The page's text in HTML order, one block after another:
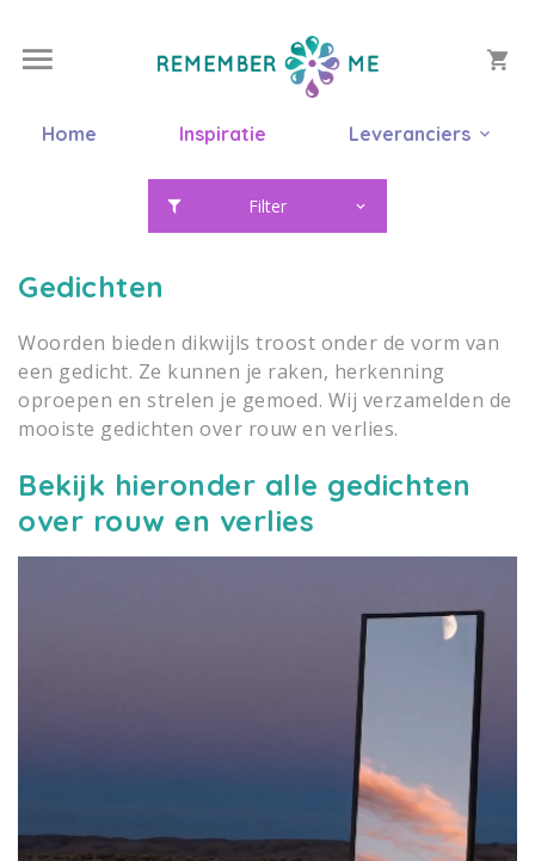
Home Inspiratie Leveranciers
Filter
Gedichten
Woorden bieden dikwijls troost onder de vorm van
een gedicht. Ze kunnen je raken, herkenning
oproepen en strelen je gemoed. Wij verzamelden de
mooiste gedichten over rouw en verlies.
Bekijk hieronder alle gedichten
over rouw en verlies